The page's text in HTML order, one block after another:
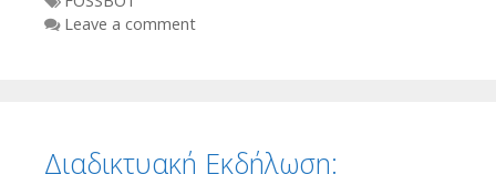
Leave a comment
Διαδικτυακή Εκδήλωση: